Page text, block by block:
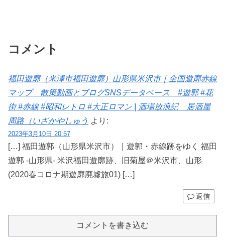
コメント
福田遊廓（米澤市福田遊廓）山形県米沢市｜全国遊廓赤線
マップ 散策動画とブログSNSデータベース #遊郭 #花
街 #赤線 #昭和レトロ #大正ロマン | 酒場放浪記 居酒屋
周路（いざかやしゅう より:
2023年3月10日 20:57
[…] 福田遊郭（山形県米沢市）｜遊郭・赤線跡をゆく 福田
遊郭 -山形県- 米沢福田遊廓跡、旧菊屋＠米沢市、山形
(2020春コロナ期遊廓廃墟旅01) […]
返信
コメントを書き込む